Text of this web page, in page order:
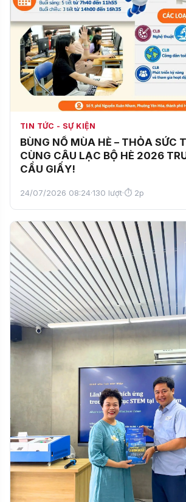
TIN TỨC - SỰ KIỆN
BÙNG NỔ MÙA HÈ – THỎA SỨC
CÙNG CÂU LẠC BỘ HÈ 2026
CẦU GIẤY!
24/07/2026 08:24·130 lượt·⏱ 2p